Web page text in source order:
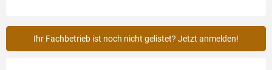
Ihr Fachbetrieb ist noch nicht gelistet? Jetzt anmelden!